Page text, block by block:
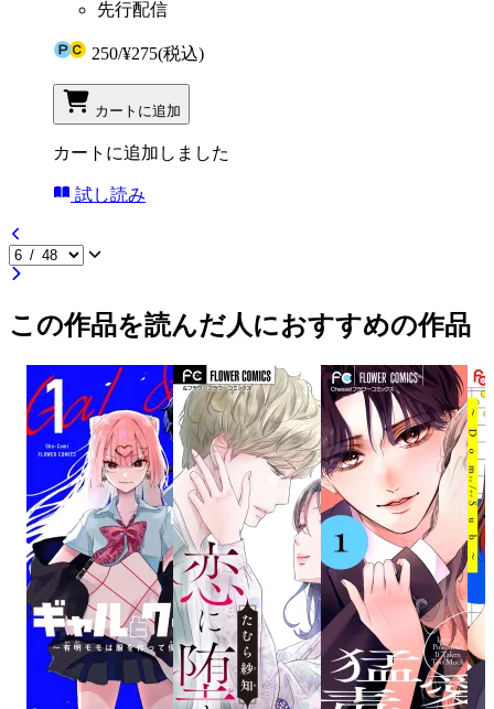
先行配信
250/¥275(税込)
カートに追加
カートに追加しました
試し読み
この作品を読んだ人におすすめの作品